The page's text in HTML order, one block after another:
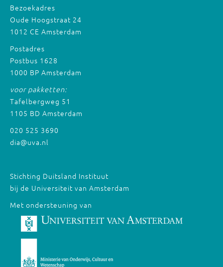
Bezoekadres
Oude Hoogstraat 24
1012 CE Amsterdam
Postadres
Postbus 1628
1000 BP Amsterdam
voor pakketten:
Tafelbergweg 51
1105 BD Amsterdam
020 525 3690
dia@uva.nl
Stichting Duitsland Instituut
bij de Universiteit van Amsterdam
Met ondersteuning van